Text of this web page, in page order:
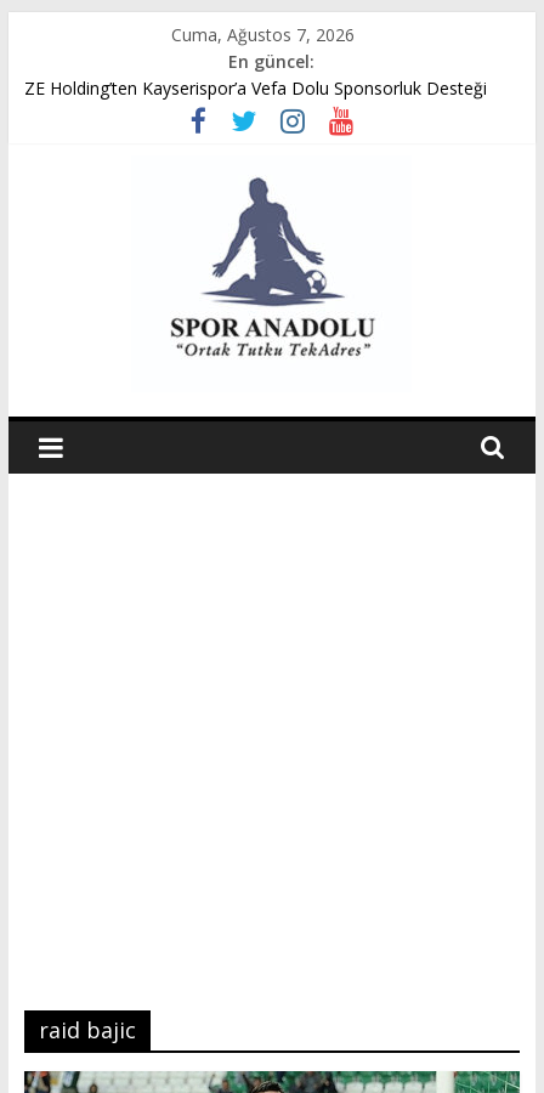
content
Cuma, Ağustos 7, 2026
En güncel:
ZE Holding’ten Kayserispor’a Vefa Dolu Sponsorluk Desteği
Avukat Emir Akpınar’ın Benveri Kitabı Ön Satışa Çıktı
GÜMÜŞORDU GENÇ FK U14 TÜRKİYE ŞAMPİYONASINDA
Ziya Eren Kayserispor’a Uğurlu Geldi
Spor Dünyasında Yeni Dönem Başlıyor: Zkor!
Spor
Anadolu
raid bajic